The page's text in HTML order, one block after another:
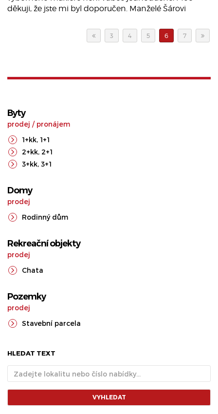
děkuji, že jste mi byl doporučen. Manželé Šárovi
3 4 5 6 7
Byty
prodej / pronájem
1+kk, 1+1
2+kk, 2+1
3+kk, 3+1
Domy
prodej
Rodinný dům
Rekreační objekty
prodej
Chata
Pozemky
prodej
Stavební parcela
HLEDAT TEXT
VYHLEDAT